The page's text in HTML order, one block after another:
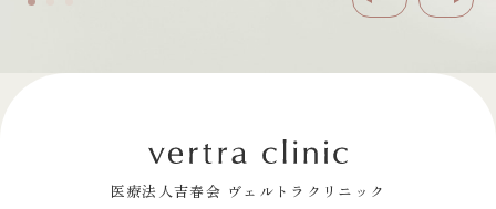
前へ 次へ
医療法人吉春会 ヴェルトラクリニック